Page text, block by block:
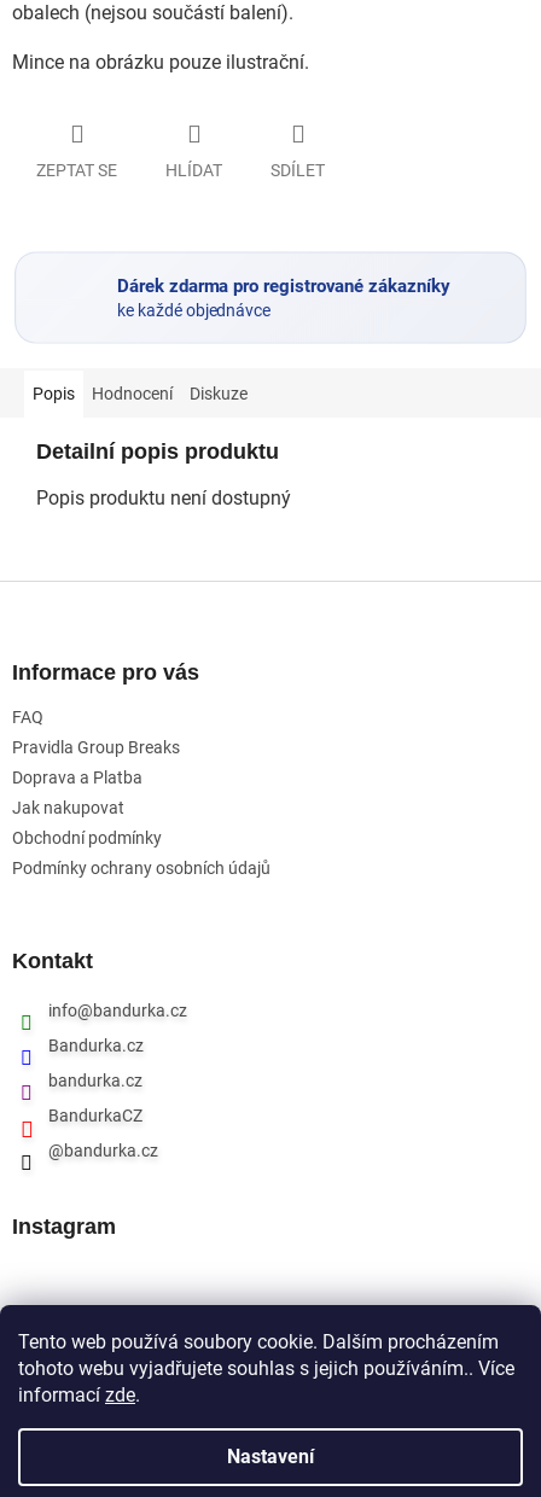
Tento web používá soubory cookie. Dalším procházením
tohoto webu vyjadřujete souhlas s jejich používáním.. Více
informací zde.
Nastavení
obalech (nejsou součástí balení).
Mince na obrázku pouze ilustrační.
ZEPTAT SE HLÍDAT SDÍLET
Dárek zdarma pro registrované zákazníky
ke každé objednávce
Popis Hodnocení Diskuze
Detailní popis produktu
Popis produktu není dostupný
Informace pro vás
FAQ
Pravidla Group Breaks
Doprava a Platba
Jak nakupovat
Obchodní podmínky
Podmínky ochrany osobních údajů
Kontakt
info@bandurka.cz
Bandurka.cz
bandurka.cz
BandurkaCZ
@bandurka.cz
Instagram